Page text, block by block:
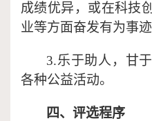
成绩优异，或在科技
业等方面奋发有为事迹
3.乐于助人，甘
各种公益活动。
四、评选程序